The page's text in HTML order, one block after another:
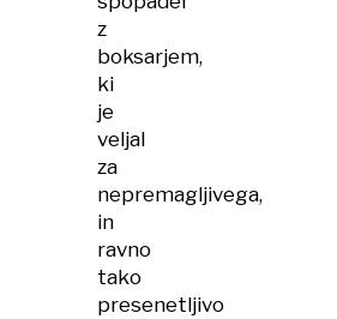
z
boksarjem,
ki
je
veljal
za
nepremagljivega,
in
ravno
tako
presenetljivo